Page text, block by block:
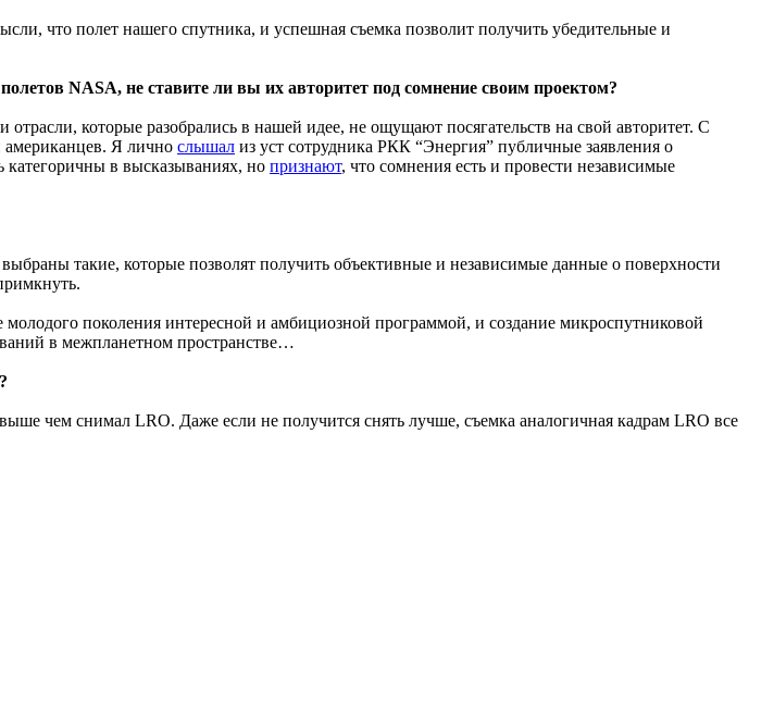
что полет нашего спутника, и успешная съемка позволит получить убедительные и
NASA, не ставите ли вы их авторитет под сомнение своим проектом?
которые разобрались в нашей идее, не ощущают посягательств на свой авторитет. С
американцев. Я лично слышал из уст сотрудника РКК “Энергия” публичные заявления о
категоричны в высказываниях, но признают, что сомнения есть и провести независимые
такие, которые позволят получить объективные и независимые данные о поверхности
поколения интересной и амбициозной программой, и создание микроспутниковой
в межпланетном пространстве…
чем снимал LRO. Даже если не получится снять лучше, съемка аналогичная кадрам LRO все